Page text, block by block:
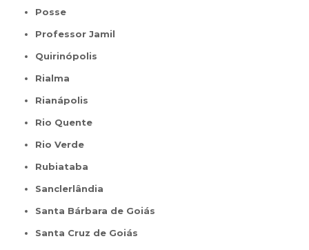
Posse
Professor Jamil
Quirinópolis
Rialma
Rianápolis
Rio Quente
Rio Verde
Rubiataba
Sanclerlândia
Santa Bárbara de Goiás
Santa Cruz de Goiás